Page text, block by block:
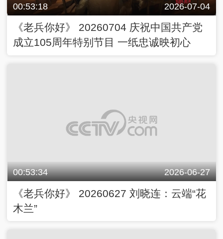
00:53:18 2026-07-04
《老兵你好》 20260704 庆祝中国共产党
成立105周年特别节目 一纸忠诚映初心
00:53:34 2026-06-27
《老兵你好》 20260627 刘晓连：云端“花
木兰”